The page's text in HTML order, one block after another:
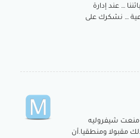
… عند إدارة
… نشكرك على
منعت شيفروليه
مقبولا ومنطقيا.أن